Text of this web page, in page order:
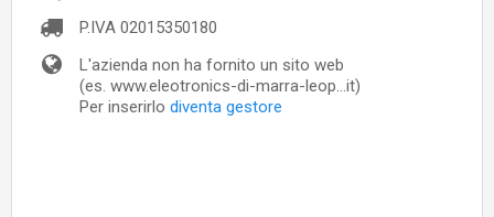
P.IVA 02015350180
L'azienda non ha fornito un sito web
(es. www.eleotronics-di-marra-leop...it)
Per inserirlo diventa gestore